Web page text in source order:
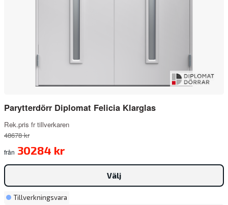
Parytterdörr Diplomat Felicia Klarglas
Rek.pris fr tillverkaren
48678 kr
från 30284 kr
Välj
Tillverkningsvara